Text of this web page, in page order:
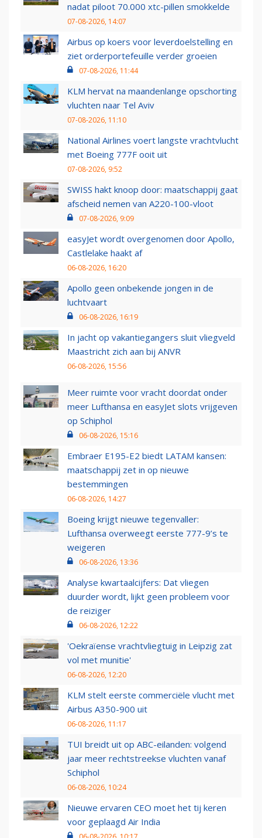
nadat piloot 70.000 xtc-pillen smokkelde
07-08-2026, 14:07
Airbus op koers voor leverdoelstelling en
ziet orderportefeuille verder groeien
07-08-2026, 11:44
KLM hervat na maandenlange opschorting
vluchten naar Tel Aviv
07-08-2026, 11:10
National Airlines voert langste vrachtvlucht
met Boeing 777F ooit uit
07-08-2026, 9:52
SWISS hakt knoop door: maatschappij gaat
afscheid nemen van A220-100-vloot
07-08-2026, 9:09
easyJet wordt overgenomen door Apollo,
Castlelake haakt af
06-08-2026, 16:20
Apollo geen onbekende jongen in de
luchtvaart
06-08-2026, 16:19
In jacht op vakantiegangers sluit vliegveld
Maastricht zich aan bij ANVR
06-08-2026, 15:56
Meer ruimte voor vracht doordat onder
meer Lufthansa en easyJet slots vrijgeven
op Schiphol
06-08-2026, 15:16
Embraer E195-E2 biedt LATAM kansen:
maatschappij zet in op nieuwe
bestemmingen
06-08-2026, 14:27
Boeing krijgt nieuwe tegenvaller:
Lufthansa overweegt eerste 777-9’s te
weigeren
06-08-2026, 13:36
Analyse kwartaalcijfers: Dat vliegen
duurder wordt, lijkt geen probleem voor
de reiziger
06-08-2026, 12:22
'Oekraïense vrachtvliegtuig in Leipzig zat
vol met munitie'
06-08-2026, 12:20
KLM stelt eerste commerciële vlucht met
Airbus A350-900 uit
06-08-2026, 11:17
TUI breidt uit op ABC-eilanden: volgend
jaar meer rechtstreekse vluchten vanaf
Schiphol
06-08-2026, 10:24
Nieuwe ervaren CEO moet het tij keren
voor geplaagd Air India